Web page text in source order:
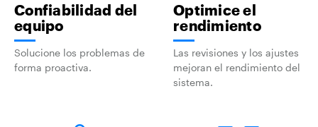
Confiabilidad del
equipo
Solucione los problemas de
forma proactiva.
Optimice el
rendimiento
Las revisiones y los ajustes
mejoran el rendimiento del
sistema.